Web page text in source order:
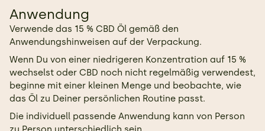
Anwendung
Verwende das 15 % CBD Öl gemäß den
Anwendungshinweisen auf der Verpackung.
Wenn Du von einer niedrigeren Konzentration auf 15 %
wechselst oder CBD noch nicht regelmäßig verwendest,
beginne mit einer kleinen Menge und beobachte, wie
das Öl zu Deiner persönlichen Routine passt.
Die individuell passende Anwendung kann von Person